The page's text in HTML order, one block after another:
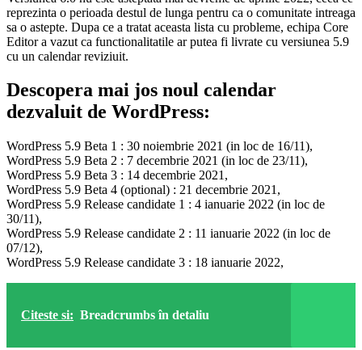
reprezinta o perioada destul de lunga pentru ca o comunitate intreaga
sa o astepte. Dupa ce a tratat aceasta lista cu probleme, echipa Core
Editor a vazut ca functionalitatile ar putea fi livrate cu versiunea 5.9
cu un calendar reviziuit.
Descopera mai jos noul calendar
dezvaluit de WordPress:
WordPress 5.9 Beta 1 : 30 noiembrie 2021 (in loc de 16/11),
WordPress 5.9 Beta 2 : 7 decembrie 2021 (in loc de 23/11),
WordPress 5.9 Beta 3 : 14 decembrie 2021,
WordPress 5.9 Beta 4 (optional) : 21 decembrie 2021,
WordPress 5.9 Release candidate 1 : 4 ianuarie 2022 (in loc de
30/11),
WordPress 5.9 Release candidate 2 : 11 ianuarie 2022 (in loc de
07/12),
WordPress 5.9 Release candidate 3 : 18 ianuarie 2022,
Citeste si: Breadcrumbs în detaliu